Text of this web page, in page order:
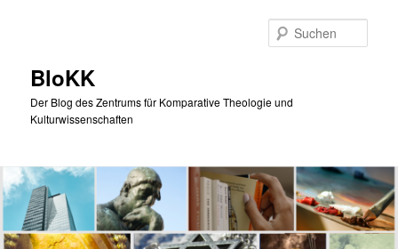
BloKK
Der Blog des Zentrums für Komparative Theologie und
Kulturwissenschaften